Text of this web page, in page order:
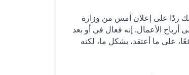
ردًا على إعلان أمس من وزارة
أرباح الأعمال. إنه فعال في أو بعد
لقد كان متوقعًا، على ما أعتقد، بشكل ما، لكنه